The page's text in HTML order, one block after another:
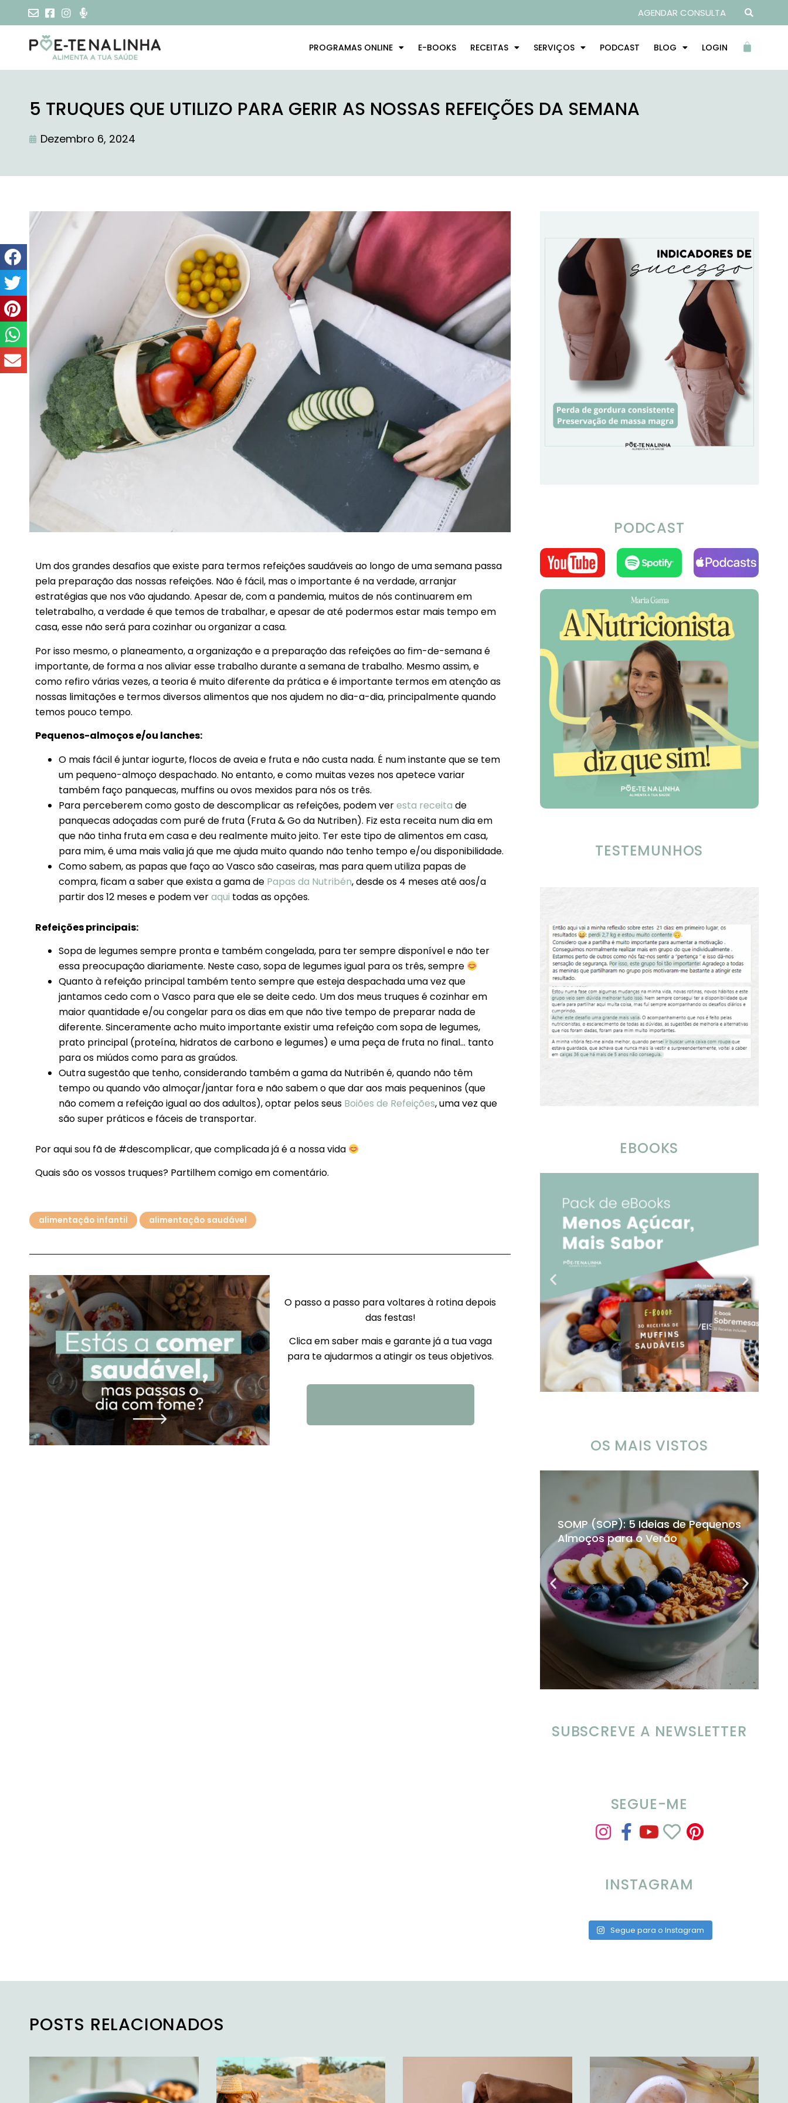
AGENDAR CONSULTA
PROGRAMAS ONLINE E-BOOKS RECEITAS SERVIÇOS PODCAST BLOG LOGIN
5 TRUQUES QUE UTILIZO PARA GERIR AS NOSSAS REFEIÇÕES DA SEMANA
Dezembro 6, 2024
Um dos grandes desafios que existe para termos refeições saudáveis ao longo de uma semana passa
pela preparação das nossas refeições. Não é fácil, mas o importante é na verdade, arranjar
estratégias que nos vão ajudando. Apesar de, com a pandemia, muitos de nós continuarem em
teletrabalho, a verdade é que temos de trabalhar, e apesar de até podermos estar mais tempo em
casa, esse não será para cozinhar ou organizar a casa.
Por isso mesmo, o planeamento, a organização e a preparação das refeições ao fim-de-semana é
importante, de forma a nos aliviar esse trabalho durante a semana de trabalho. Mesmo assim, e
como refiro várias vezes, a teoria é muito diferente da prática e é importante termos em atenção as
nossas limitações e termos diversos alimentos que nos ajudem no dia-a-dia, principalmente quando
temos pouco tempo.
Pequenos-almoços e/ou lanches:
O mais fácil é juntar iogurte, flocos de aveia e fruta e não custa nada. É num instante que se tem
um pequeno-almoço despachado. No entanto, e como muitas vezes nos apetece variar
também faço panquecas, muffins ou ovos mexidos para nós os três.
Para perceberem como gosto de descomplicar as refeições, podem veresta receita de
panquecas adoçadas com puré de fruta (Fruta & Go da Nutriben). Fiz esta receita num dia em
que não tinha fruta em casa e deu realmente muito jeito. Ter este tipo de alimentos em casa,
para mim, é uma mais valia já que me ajuda muito quando não tenho tempo e/ou disponibilidade.
Como sabem, as papas que faço ao Vasco são caseiras, mas para quem utiliza papas de
compra, ficam a saber que exista a gama de Papas da Nutribén, desde os 4 meses até aos/a
partir dos 12 meses e podem veraqui todas as opções.
Refeições principais:
Sopa de legumes sempre pronta e também congelada, para ter sempre disponível e não ter
essa preocupação diariamente. Neste caso, sopa de legumes igual para os três, sempre
Quanto à refeição principal também tento sempre que esteja despachada uma vez que
jantamos cedo com o Vasco para que ele se deite cedo. Um dos meus truques é cozinhar em
maior quantidade e/ou congelar para os dias em que não tive tempo de preparar nada de
diferente. Sinceramente acho muito importante existir uma refeição com sopa de legumes,
prato principal (proteína, hidratos de carbono e legumes) e uma peça de fruta no final… tanto
para os miúdos como para as graúdos.
Outra sugestão que tenho, considerando também a gama da Nutribén é, quando não têm
tempo ou quando vão almoçar/jantar fora e não sabem o que dar aos mais pequeninos (que
não comem a refeição igual ao dos adultos), optar pelos seus Boiões de Refeições, uma vez que
são super práticos e fáceis de transportar.
Por aqui sou fã de #descomplicar, que complicada já é a nossa vida
Quais são os vossos truques? Partilhem comigo em comentário.
alimentação infantil alimentação saudável
O passo a passo para voltares à rotina depois
das festas!
Clica em saber mais e garante já a tua vaga
para te ajudarmos a atingir os teus objetivos.
PODCAST
TESTEMUNHOS
EBOOKS
OS MAIS VISTOS
SOMP (SOP): 5 Ideias de Pequenos
Almoços para o Verão
SUBSCREVE A NEWSLETTER
SEGUE-ME
INSTAGRAM
Segue para o Instagram
POSTS RELACIONADOS